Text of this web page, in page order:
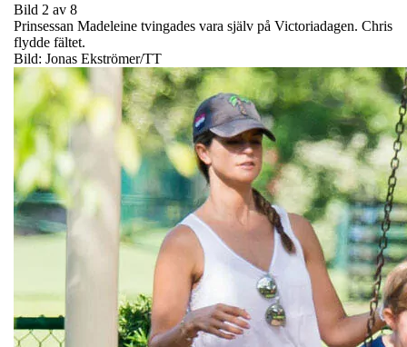
Bild 2 av 8
Prinsessan Madeleine tvingades vara själv på Victoriadagen. Chris
flydde fältet.
Bild: Jonas Ekströmer/TT